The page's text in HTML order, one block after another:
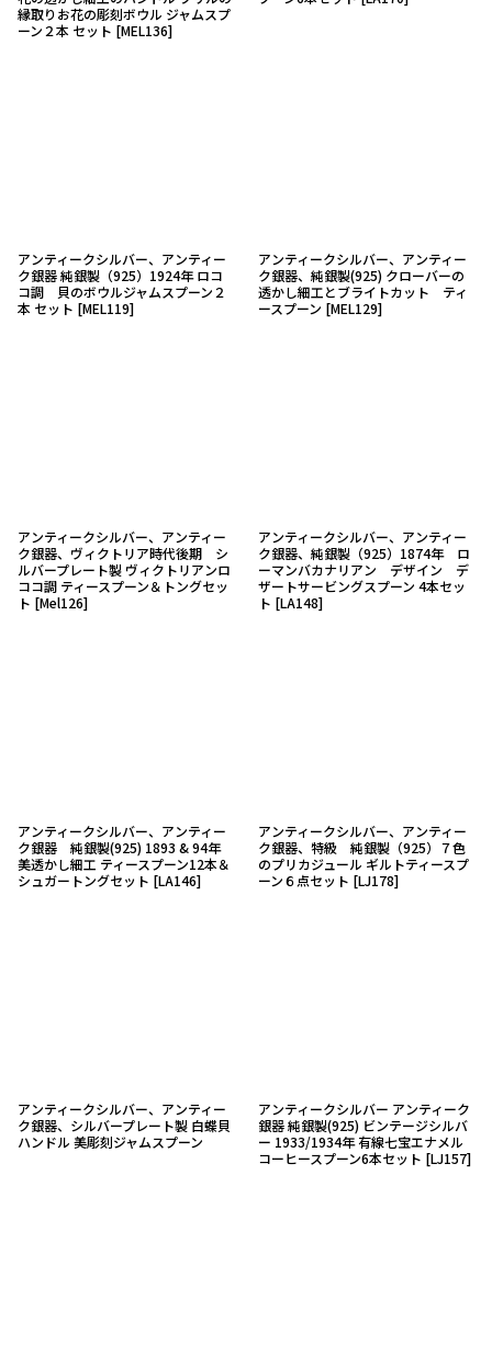
縁取りお花の彫刻ボウル ジャムスプ
ーン２本 セット [MEL136]
アンティークシルバー、アンティー
ク銀器 純銀製（925）1924年 ロコ
コ調 貝のボウルジャムスプーン２
本 セット [MEL119]
アンティークシルバー、アンティー
ク銀器、純銀製(925) クローバーの
透かし細工とブライトカット ティ
ースプーン [MEL129]
アンティークシルバー、アンティー
ク銀器、ヴィクトリア時代後期 シ
ルバープレート製 ヴィクトリアンロ
ココ調 ティースプーン＆トングセッ
ト [Mel126]
アンティークシルバー、アンティー
ク銀器、純銀製（925）1874年 ロ
ーマンバカナリアン デザイン デ
ザートサービングスプーン 4本セッ
ト [LA148]
アンティークシルバー、アンティー
ク銀器 純銀製(925) 1893 & 94年
美透かし細工 ティースプーン12本＆
シュガートングセット [LA146]
アンティークシルバー、アンティー
ク銀器、特級 純銀製（925）７色
のプリカジュール ギルトティースプ
ーン６点セット [LJ178]
アンティークシルバー、アンティー
ク銀器、シルバープレート製 白蝶貝
ハンドル 美彫刻ジャムスプーン
アンティークシルバー アンティーク
銀器 純銀製(925) ビンテージシルバ
ー 1933/1934年 有線七宝エナメル
コーヒースプーン6本セット [LJ157]